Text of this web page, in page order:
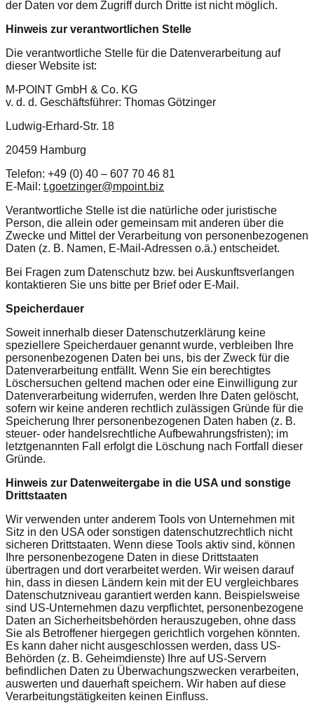
der Daten vor dem Zugriff durch Dritte ist nicht möglich.
Hinweis zur verantwortlichen Stelle
Die verantwortliche Stelle für die Datenverarbeitung auf
dieser Website ist:
M-POINT GmbH & Co. KG
v. d. d. Geschäftsführer: Thomas Götzinger
Ludwig-Erhard-Str. 18
20459 Hamburg
Telefon: +49 (0) 40 – 607 70 46 81
E-Mail: t.goetzinger@mpoint.biz
Verantwortliche Stelle ist die natürliche oder juristische
Person, die allein oder gemeinsam mit anderen über die
Zwecke und Mittel der Verarbeitung von personenbezogenen
Daten (z. B. Namen, E-Mail-Adressen o.ä.) entscheidet.
Bei Fragen zum Datenschutz bzw. bei Auskunftsverlangen
kontaktieren Sie uns bitte per Brief oder E-Mail.
Speicherdauer
Soweit innerhalb dieser Datenschutzerklärung keine
speziellere Speicherdauer genannt wurde, verbleiben Ihre
personenbezogenen Daten bei uns, bis der Zweck für die
Datenverarbeitung entfällt. Wenn Sie ein berechtigtes
Löschersuchen geltend machen oder eine Einwilligung zur
Datenverarbeitung widerrufen, werden Ihre Daten gelöscht,
sofern wir keine anderen rechtlich zulässigen Gründe für die
Speicherung Ihrer personenbezogenen Daten haben (z. B.
steuer- oder handelsrechtliche Aufbewahrungsfristen); im
letztgenannten Fall erfolgt die Löschung nach Fortfall dieser
Gründe.
Hinweis zur Datenweitergabe in die USA und sonstige
Drittstaaten
Wir verwenden unter anderem Tools von Unternehmen mit
Sitz in den USA oder sonstigen datenschutzrechtlich nicht
sicheren Drittstaaten. Wenn diese Tools aktiv sind, können
Ihre personenbezogene Daten in diese Drittstaaten
übertragen und dort verarbeitet werden. Wir weisen darauf
hin, dass in diesen Ländern kein mit der EU vergleichbares
Datenschutzniveau garantiert werden kann. Beispielsweise
sind US-Unternehmen dazu verpflichtet, personenbezogene
Daten an Sicherheitsbehörden herauszugeben, ohne dass
Sie als Betroffener hiergegen gerichtlich vorgehen könnten.
Es kann daher nicht ausgeschlossen werden, dass US-
Behörden (z. B. Geheimdienste) Ihre auf US-Servern
befindlichen Daten zu Überwachungszwecken verarbeiten,
auswerten und dauerhaft speichern. Wir haben auf diese
Verarbeitungstätigkeiten keinen Einfluss.